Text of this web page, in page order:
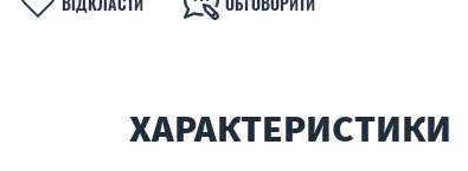
ХАРАКТЕРИСТИКИ